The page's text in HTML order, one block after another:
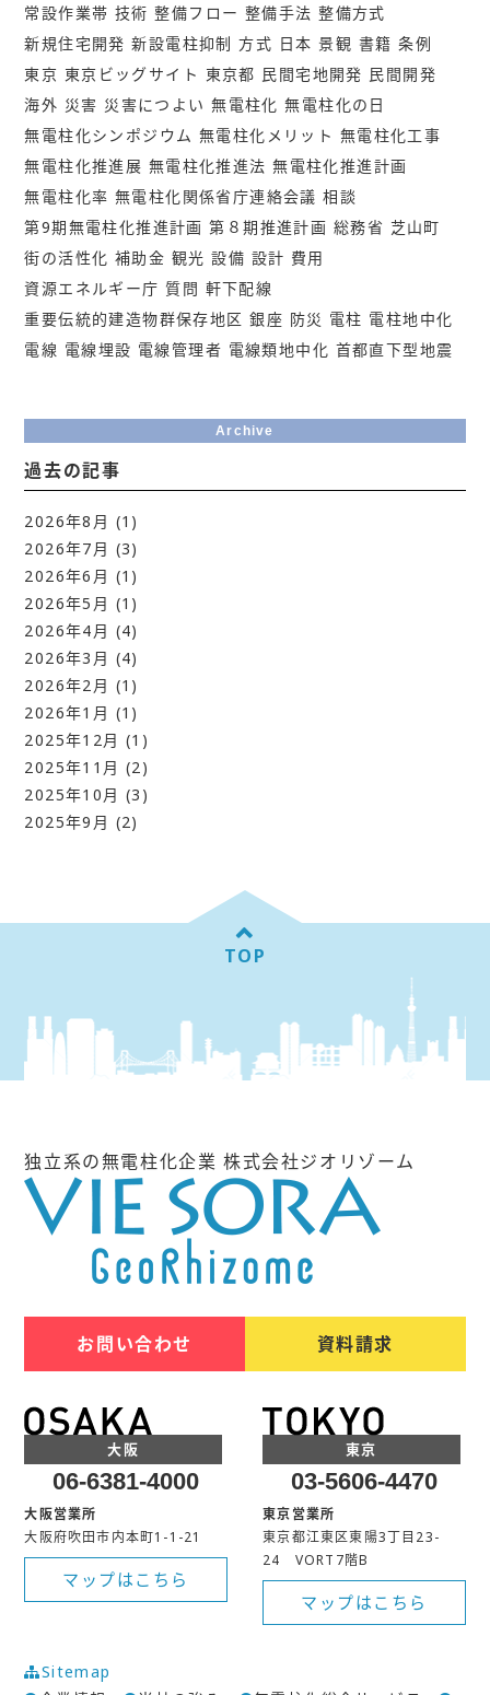
常設作業帯 技術 整備フロー 整備手法 整備方式
新規住宅開発 新設電柱抑制 方式 日本 景観 書籍 条例
東京 東京ビッグサイト 東京都 民間宅地開発 民間開発
海外 災害 災害につよい 無電柱化 無電柱化の日
無電柱化シンポジウム 無電柱化メリット 無電柱化工事
無電柱化推進展 無電柱化推進法 無電柱化推進計画
無電柱化率 無電柱化関係省庁連絡会議 相談
第9期無電柱化推進計画 第８期推進計画 総務省 芝山町
街の活性化 補助金 観光 設備 設計 費用
資源エネルギー庁 質問 軒下配線
重要伝統的建造物群保存地区 銀座 防災 電柱 電柱地中化
電線 電線埋設 電線管理者 電線類地中化 首都直下型地震
Archive
過去の記事
2026年8月 (1)
2026年7月 (3)
2026年6月 (1)
2026年5月 (1)
2026年4月 (4)
2026年3月 (4)
2026年2月 (1)
2026年1月 (1)
2025年12月 (1)
2025年11月 (2)
2025年10月 (3)
2025年9月 (2)
TOP
独立系の無電柱化企業 株式会社ジオリゾーム
お問い合わせ 資料請求
大阪
06-6381-4000
大阪営業所
大阪府吹田市内本町1-1-21
マップはこちら
東京
03-5606-4470
東京営業所
東京都江東区東陽3丁目23-
24 VORT7階B
マップはこちら
Sitemap